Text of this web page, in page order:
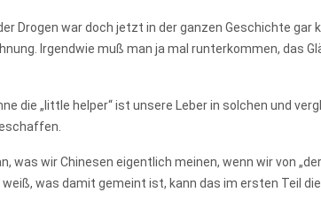
Drogen war doch jetzt in der ganzen Geschichte
Irgendwie muß man ja mal runterkommen, das
die „little helper“ ist unsere Leber in solchen und
was wir Chinesen eigentlich meinen, wenn wir von
was damit gemeint ist, kann das im ersten Teil